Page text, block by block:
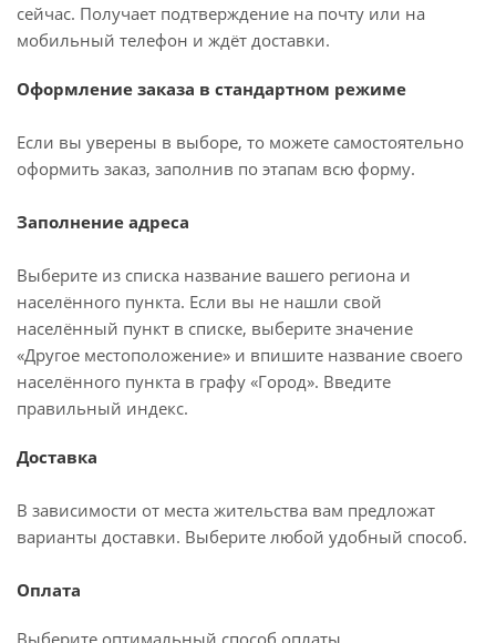
сейчас. Получает подтверждение на почту или на
мобильный телефон и ждёт доставки.
Оформление заказа в стандартном режиме
Если вы уверены в выборе, то можете самостоятельно
оформить заказ, заполнив по этапам всю форму.
Заполнение адреса
Выберите из списка название вашего региона и
населённого пункта. Если вы не нашли свой
населённый пункт в списке, выберите значение
«Другое местоположение» и впишите название своего
населённого пункта в графу «Город». Введите
правильный индекс.
Доставка
В зависимости от места жительства вам предложат
варианты доставки. Выберите любой удобный способ.
Оплата
Выберите оптимальный способ оплаты.